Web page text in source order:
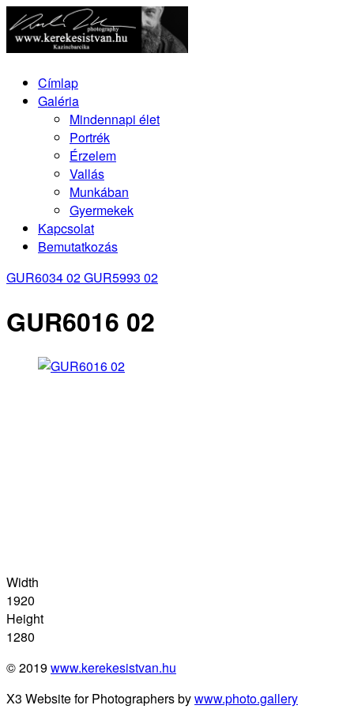
Címlap
Galéria
Mindennapi élet
Portrék
Érzelem
Vallás
Munkában
Gyermekek
Kapcsolat
Bemutatkozás
GUR6034 02GUR5993 02
GUR6016 02
Width
1920
Height
1280
© 2019www.kerekesistvan.hu
X3 Website for Photographers bywww.photo.gallery